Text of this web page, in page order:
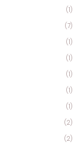
(1)
(7)
(1)
(1)
(1)
(1)
(1)
(2)
(2)